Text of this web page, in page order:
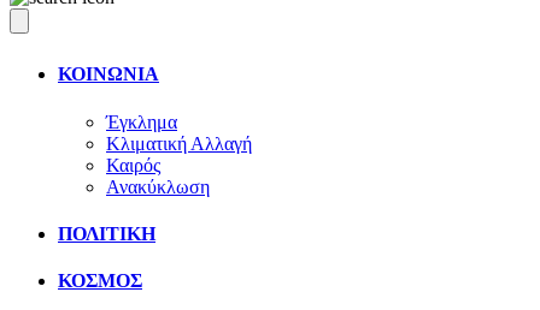
ΚΟΙΝΩΝΙΑ
Έγκλημα
Κλιματική Αλλαγή
Καιρός
Ανακύκλωση
ΠΟΛΙΤΙΚΗ
ΚΟΣΜΟΣ